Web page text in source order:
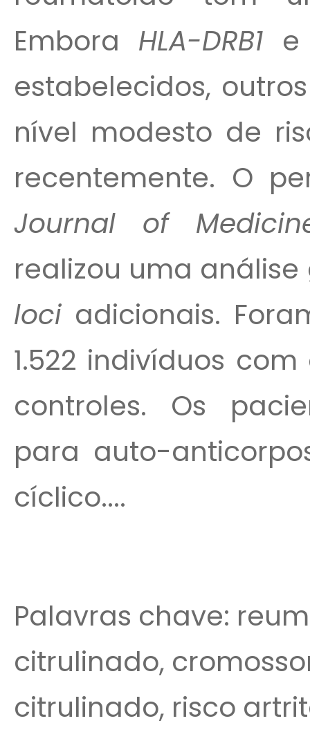
Embora HLA-DRB1
estabelecidos,
nível modesto de
recentemente. O
Journal of
realizou uma
loci adicionais.
1.522 indivíduos
controles. Os
para auto-
cíclico....
Palavras chave:
citrulinado,
citrulinado, risco